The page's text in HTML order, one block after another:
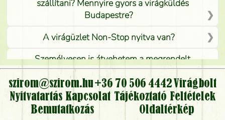
szállítani? Mennyire gyors a virágküldés
Budapestre?
A virágüzlet Non-Stop nyitva van?
Személyesen is átvehetem a megrendelt
virágcsokrot, vagy csak virágküldéssel, kiszállítással
kérhető?
Vidékre is lehet rendelni?
szirom@szirom.hu +36 70 506 4442 Virágbolt
Nyitvatartás Kapcsolat Tájékoztató Feltételek
Bemutatkozás
Oldaltérkép